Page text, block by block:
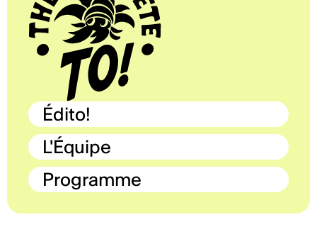
Édito!
L'Équipe
Programme